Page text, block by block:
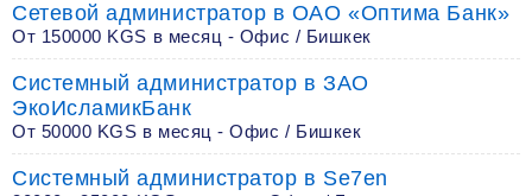
Сетевой администратор в ОАО «Оптима Банк»
От 150000 KGS в месяц - Офис / Бишкек
Системный администратор в ЗАО
ЭкоИсламикБанк
От 50000 KGS в месяц - Офис / Бишкек
Системный администратор в Se7en